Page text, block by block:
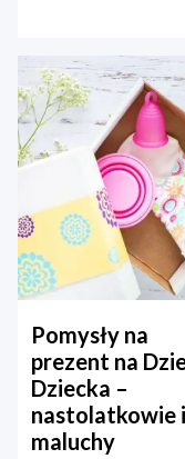
Pomysły na
prezent na
Dziecka –
nastolatkowie i
maluchy